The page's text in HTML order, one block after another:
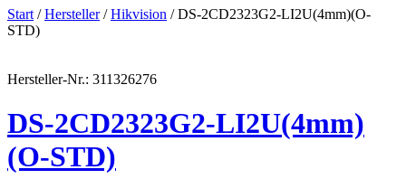
Start /Hersteller/Hikvision / DS-2CD2323G2-LI2U(4mm)(O-
STD)
Hersteller-Nr.: 311326276
DS-2CD2323G2-LI2U(4mm)
(O-STD)